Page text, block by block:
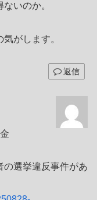
いのか。
がします。
返信
の選挙違反事件があ